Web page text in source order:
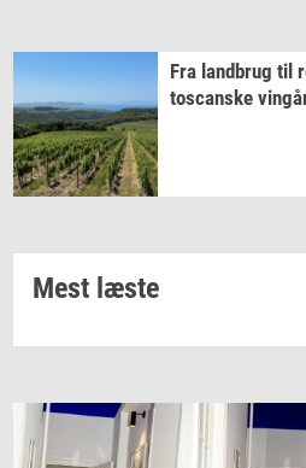
Fra land­brug til
toscan­ske
Mest læste